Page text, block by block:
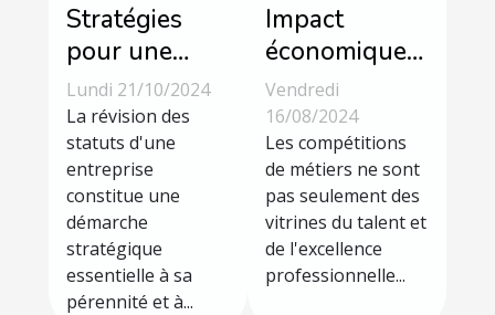
Stratégies
pour une
révision
efficace des
statuts
d'entreprise
Lundi 21/10/2024
La révision des
statuts d'une
entreprise
constitue une
démarche
stratégique
essentielle à sa
pérennité et à...
Impact
économique
et social des
compétitions
de métiers en
France
Vendredi
16/08/2024
Les compétitions
de métiers ne sont
pas seulement des
vitrines du talent et
de l'excellence
professionnelle...